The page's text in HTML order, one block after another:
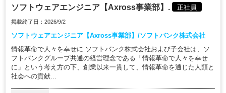
ソフトウェアエンジニア【Axross事業部】. 正社員
掲載終了日：2026/9/2
ソフトウェアエンジニア【Axross事業部】/ソフトバンク株式会社
情報革命で人々を幸せに ソフトバンク株式会社および子会社は、ソ
フトバンクグループ共通の経営理念である「情報革命で人々を幸せ
に」という考え方の下、創業以来一貫して、情報革命を通じた人類と
社会への貢献...